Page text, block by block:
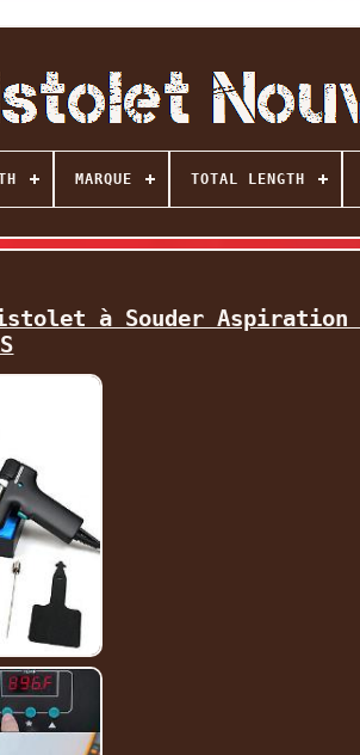
MARQUE TOTAL LENGTH
à Souder Aspiration